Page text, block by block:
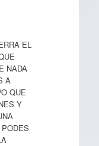
EL
NADA
A
QUE
Y